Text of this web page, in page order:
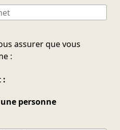
assurer que vous
:
:
une personne